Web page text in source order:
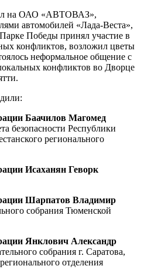
на ОАО «АВТОВАЗ»,
автомобилей «Лада-Веста»,
Победы принял участие в
конфликтов, возложил цветы
неформальное общение с
конфликтов во Дворце
Баачилов Магомед
безопасности Республики
регионального
Исаханян Геворк
Шарпатов Владимир
собрания Тюменской
Янклович Александр
собрания г. Саратова,
отделения